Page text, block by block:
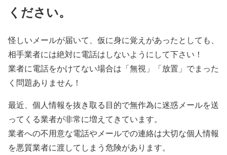
ください。
怪しいメールが届いて、仮に身に覚えがあったとしても、
相手業者には絶対に電話はしないようにして下さい！
業者に電話をかけてない場合は「無視」「放置」でまった
く問題ありません！
最近、個人情報を抜き取る目的で無作為に迷惑メールを送
ってくる業者が非常に増えてきています。
業者への不用意な電話やメールでの連絡は大切な個人情報
を悪質業者に渡してしまう危険があります。